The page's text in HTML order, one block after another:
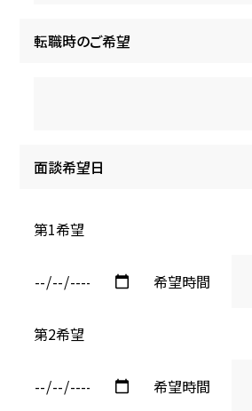
転職時のご希望
面談希望日
第1希望
希望時間
第2希望
希望時間